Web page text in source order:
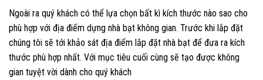
Ngoài ra quý khách có thể lựa chọn bất kì kích thước nào sao cho
phù hợp với địa điểm dựng nhà bạt không gian. Trước khi lắp đặt
chúng tôi sẽ tới khảo sát địa điểm lắp đặt nhà bạt để đưa ra kích
thước phù hợp nhất. Với mục tiêu cuối cùng sẽ tạo được không
gian tuyệt vời dành cho quý khách